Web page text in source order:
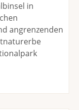
in
angrenzenden